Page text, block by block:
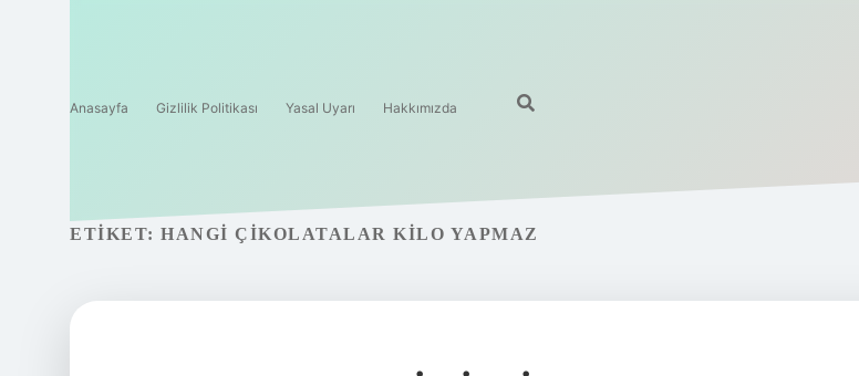
Anasayfa Gizlilik Politikası Yasal Uyarı Hakkımızda
ETIKET: HANGI ÇIKOLATALAR KILO YAPMAZ